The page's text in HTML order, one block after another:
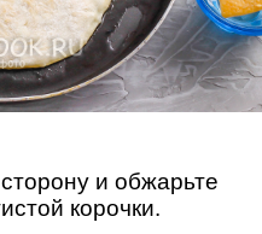
и обжарьте
корочки.